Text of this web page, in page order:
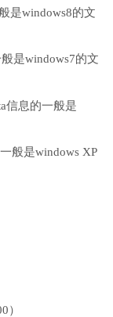
是windows8的文
是windows7的文
信息的一般是
般是windows XP
）